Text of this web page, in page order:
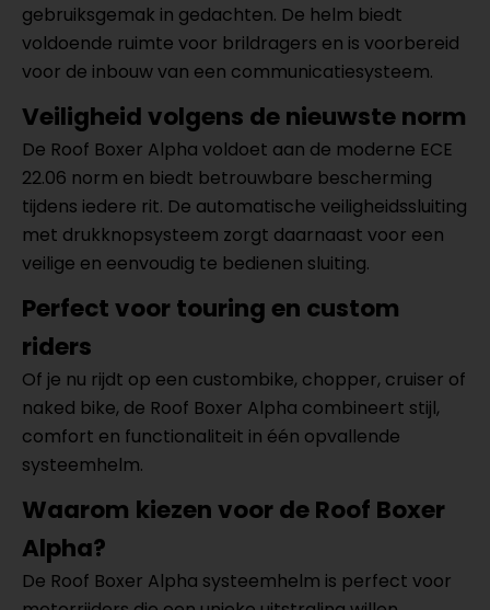
gebruiksgemak in gedachten. De helm biedt
voldoende ruimte voor brildragers en is voorbereid
voor de inbouw van een communicatiesysteem.
Veiligheid volgens de nieuwste norm
De Roof Boxer Alpha voldoet aan de moderne ECE
22.06 norm en biedt betrouwbare bescherming
tijdens iedere rit. De automatische veiligheidssluiting
met drukknopsysteem zorgt daarnaast voor een
veilige en eenvoudig te bedienen sluiting.
Perfect voor touring en custom
riders
Of je nu rijdt op een custombike, chopper, cruiser of
naked bike, de Roof Boxer Alpha combineert stijl,
comfort en functionaliteit in één opvallende
systeemhelm.
Waarom kiezen voor de Roof Boxer
Alpha?
De Roof Boxer Alpha systeemhelm is perfect voor